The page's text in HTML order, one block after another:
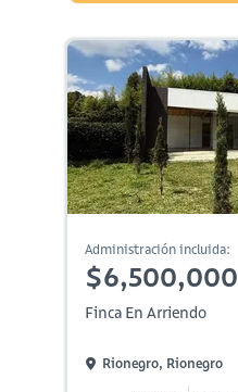
Administración incluida:
$6,500,000
Finca En Arriendo
Rionegro, Rionegro